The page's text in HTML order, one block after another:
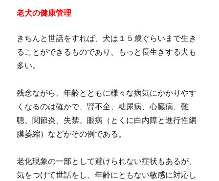
老犬の健康管理
きちんと世話をすれば、犬は１５歳ぐらいまで生き
ることができるものであり、もっと長生きする犬も
多い。
残念ながら、年齢とともに様々な病気にかかりやす
くなるのは確かで、腎不全、糖尿病、心臓病、難
聴、関節炎、失禁、眼病（とくに白内障と進行性網
膜萎縮）などがその例である。
老化現象の一部として避けられない症状もあるが、
気をつけて世話をし、年齢にともない敏感に対応し